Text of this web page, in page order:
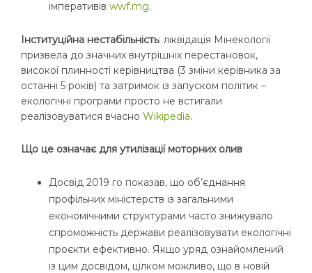
імперативів wwf.mg.
Інституційна нестабільність: ліквідація Мінекології
призвела до значних внутрішніх перестановок,
високої плинності керівництва (3 зміни керівника за
останні 5 років) та затримок із запуском політик –
екологічні програми просто не встигали
реалізовуватися вчасно Wikipedia.
Що це означає для утилізації моторних олив
Досвід 2019 го показав, що об’єднання
профільних міністерств із загальними
економічними структурами часто знижувало
спроможність держави реалізовувати екологічні
проєкти ефективно. Якщо уряд ознайомлений
із цим досвідом, цілком можливо, що в новій